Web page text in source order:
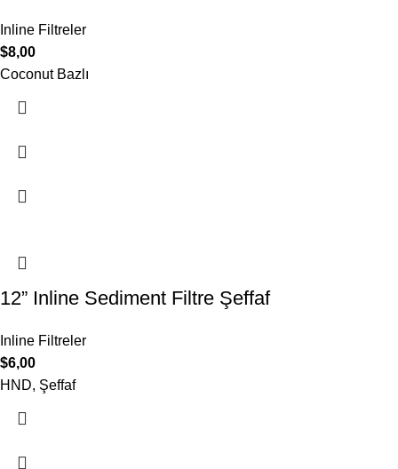
Inline Filtreler
$8,00
Coconut Bazlı
12” Inline Sediment Filtre Şeffaf
Inline Filtreler
$6,00
HND, Şeffaf